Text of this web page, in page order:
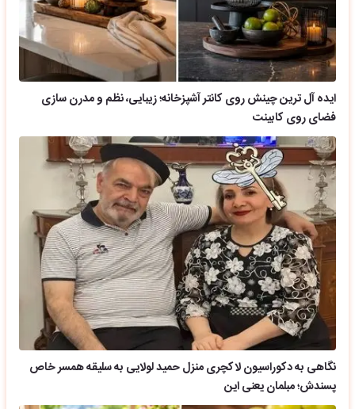
ایده آل ترین چینش روی کانتر آشپزخانه؛ زیبایی، نظم و مدرن سازی
فضای روی کابینت
نگاهی به دکوراسیون لاکچری منزل حمید لولایی به سلیقه همسر خاص
پسندش؛ مبلمان یعنی این